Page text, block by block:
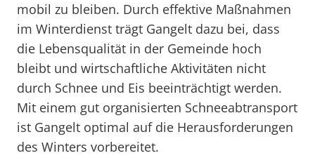
mobil zu bleiben. Durch effektive Maßnahmen
im Winterdienst trägt Gangelt dazu bei, dass
die Lebensqualität in der Gemeinde hoch
bleibt und wirtschaftliche Aktivitäten nicht
durch Schnee und Eis beeinträchtigt werden.
Mit einem gut organisierten Schneeabtransport
ist Gangelt optimal auf die Herausforderungen
des Winters vorbereitet.